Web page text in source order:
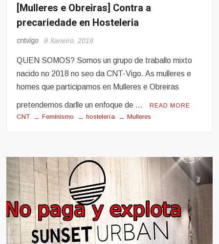
Hosteleria
Mulleres
Obreiras
[Mulleres e Obreiras] Contra a
precariedade en Hosteleria
cntvigo 9 Xaneiro, 2019
QUEN SOMOS? Somos un grupo de traballo mixto
nacido no 2018 no seo da CNT-Vigo. As mulleres e
homes que participamos en Mulleres e Obreiras
pretendemos darlle un enfoque de … READ MORE
CNT Feminismo hostelería Mulleres